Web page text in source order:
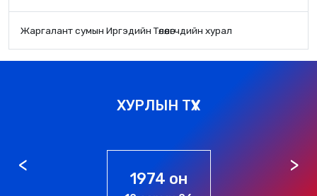
Жаргалант сумын Иргэдийн Төлөөлөгчдийн хурал
ХУРЛЫН ТҮҮХ
1974 он